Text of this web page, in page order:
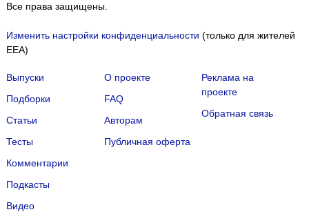
Все права защищены.
Изменить настройки конфиденциальности (только для жителей
EEA)
Выпуски
Подборки
Статьи
Тесты
Комментарии
Подкасты
Видео
О проекте
FAQ
Авторам
Публичная оферта
Реклама на
проекте
Обратная связь